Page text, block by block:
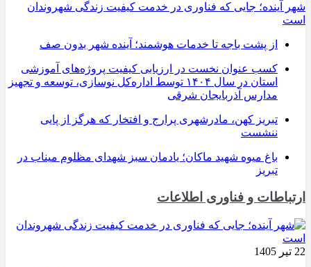
شهر آینده؛ جایی که فناوری در خدمت کیفیت زندگی شهروندان
است
از پشت باجه تا خدمات هوشمند؛ آینده شهر بدون صف
کسب عنوان نخست در ارزیابی کیفیت پروژه‌های آموزشی
استان در سال ۱۴۰۴ توسط اداره‌کل نوسازی، توسعه و تجهیز
مدارس آذربایجان شرقی
تبریز کهن، مادرشهری پرارج و افتخار که هرگز از پایی
ننشست
باغ میوه شهید ماکان؛ یادمان سبز شهدای مظلوم میناب در
تبریز
ارتباطات و فناوری اطلاعات
22 تیر 1405